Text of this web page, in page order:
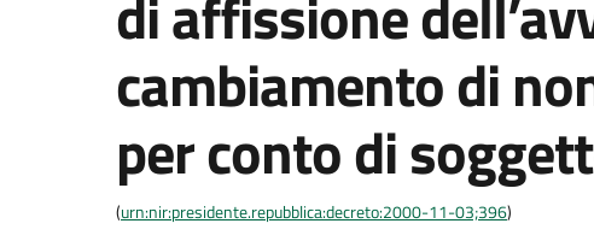
cambiamento di
per conto di
(urn:nir:presidente.repubblica:decreto:2000-11-03;396)